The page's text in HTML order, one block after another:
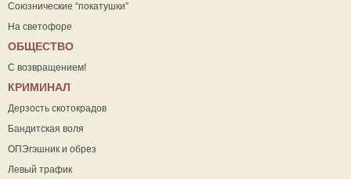
Союзнические “покатушки”
На светофоре
ОБЩЕСТВО
С возвращением!
КРИМИНАЛ
Дерзость скотокрадов
Бандитская воля
ОПЭгэшник и обрез
Левый трафик